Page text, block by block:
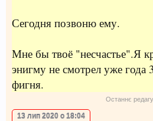
Сегодня позвоню ему.
Мне бы твоё "несчастье".Я
энигму не смотрел уже года
фигня.
Останнє
13 лип 2020 о 18:04